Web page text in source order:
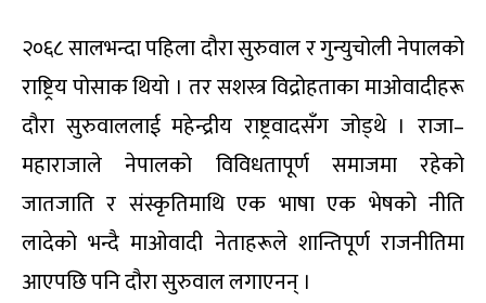
२०६८ सालभन्दा पहिला दौरा सुरुवाल र गुन्युचोली नेपालको
राष्ट्रिय पोसाक थियो । तर सशस्त्र विद्रोहताका माओवादीहरू
दौरा सुरुवाललाई महेन्द्रीय राष्ट्रवादसँग जोड्थे । राजा–
महाराजाले नेपालको विविधतापूर्ण समाजमा रहेको
जातजाति र संस्कृतिमाथि एक भाषा एक भेषको नीति
लादेको भन्दै माओवादी नेताहरूले शान्तिपूर्ण राजनीतिमा
आएपछि पनि दौरा सुरुवाल लगाएनन् ।